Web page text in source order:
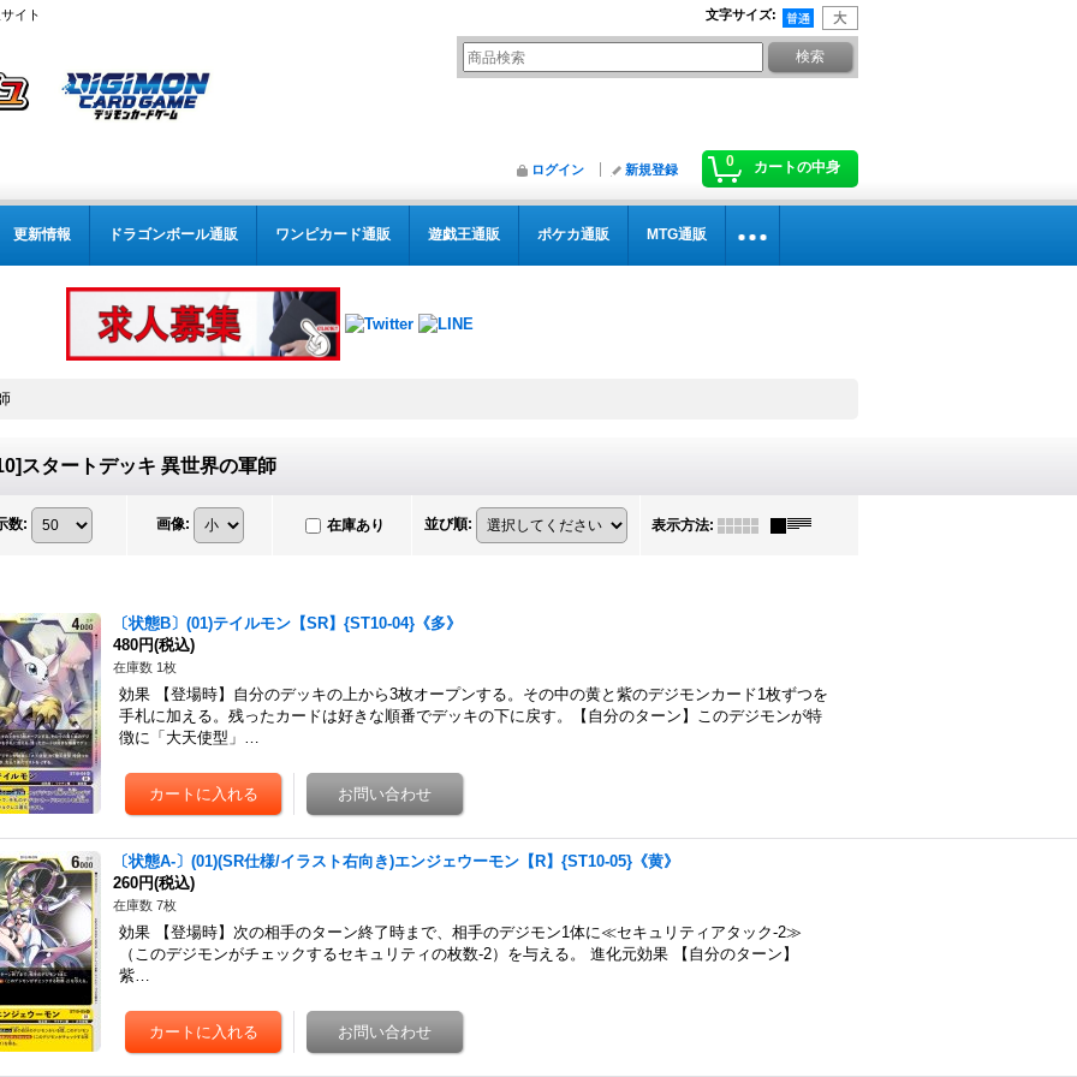
イト 文字サイズ:
0 カートの中身
ログイン 新規登録
更新情報 ドラゴンボール通販 ワンピカード通販 遊戯王通販 ポケカ通販 MTG通販
スタートデッキ 異世界の軍師
数: 画像: 在庫あり 並び順: 表示方法:
〔状態B〕(01)テイルモン【SR】{ST10-04}《多》
480円(税込)
在庫数 1枚
効果 【登場時】自分のデッキの上から3枚オープンする。その中の黄と紫のデジモンカード1枚ずつを
手札に加える。残ったカードは好きな順番でデッキの下に戻す。【自分のターン】このデジモンが特
徴に「大天使型」…
〔状態A-〕(01)(SR仕様/イラスト右向き)エンジェウーモン【R】{ST10-05}《黄》
260円(税込)
在庫数 7枚
効果 【登場時】次の相手のターン終了時まで、相手のデジモン1体に≪セキュリティアタック-2≫
（このデジモンがチェックするセキュリティの枚数-2）を与える。 進化元効果 【自分のターン】
紫…